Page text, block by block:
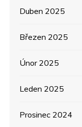
Duben 2025
Březen 2025
Únor 2025
Leden 2025
Prosinec 2024